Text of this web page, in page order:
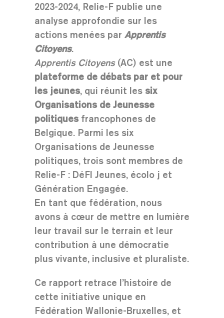
2023-2024, Relie-F publie une
analyse approfondie sur les
actions menées par Apprentis
Citoyens.
Apprentis Citoyens(AC) est une
plateforme de débats par et pour
les jeunes, qui réunit les six
Organisations de Jeunesse
politiquesfrancophones de
Belgique. Parmi les six
Organisations de Jeunesse
politiques, trois sont membres de
Relie-F : DéFI Jeunes, écolo j et
Génération Engagée.
En tant que fédération, nous
avons à cœur de mettre en lumière
leur travail sur le terrain et leur
contribution à une démocratie
plus vivante, inclusive et pluraliste.
Ce rapport retrace l’histoire de
cette initiative unique en
Fédération Wallonie-Bruxelles, et